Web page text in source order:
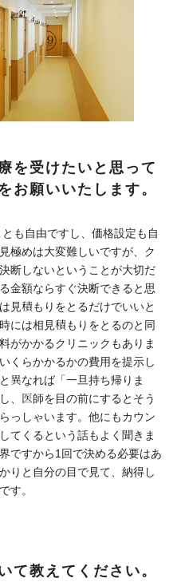
受けたいと思って
お願いいたします。
も自由ですし、価格設定も自
極めは大変難しいですが、ク
断しないということが大切だ
金額ならすぐ決断できると思
見積もりをとるだけでいいと
には相見積もりをとるのと同
がかかるクリニックもありま
くらかかるかの費用を提示し
異なれば「一旦持ち帰りま
、医師を目の前にするとそう
っしゃいます。他にもカウン
てくるという話もよく聞きま
ですから1回で決める必要はあ
りと自分の目で見て、納得し
す。
教えてください。